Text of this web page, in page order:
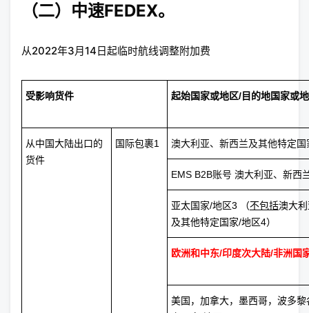
（二）中速FEDEX。
从2022年3月14日起临时航线调整附加费
受影响货件 起始国家或地区/目的地国家或
从中国大陆出口的
货件
国际包裹1 澳大利亚、新西兰及其他特定国
EMS B2B账号 澳大利亚、新西
亚太国家/地区3 （不包括澳大
及其他特定国家/地区4）
欧洲和中东/印度次大陆/非洲国
美国，加拿大，墨西哥，波多黎